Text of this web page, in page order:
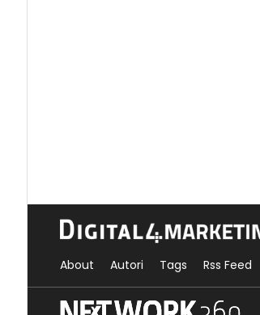
About Autori Tags Rss Feed